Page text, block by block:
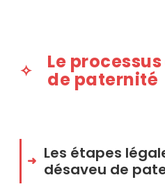
Le
de paternité
Les étapes
désaveu de